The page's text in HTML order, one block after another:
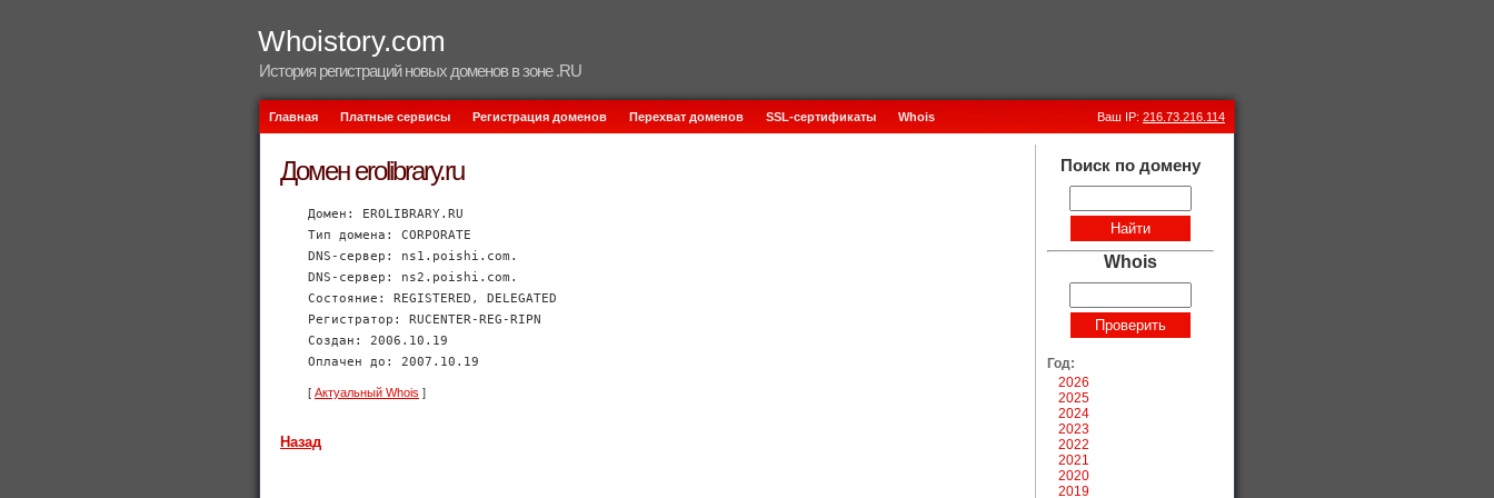
Whoistory.com
История регистраций новых доменов в зоне .RU
Главная Платные сервисы Регистрация доменов Перехват доменов SSL-сертификаты Whois Ваш IP: 216.73.216.114
Домен erolibrary.ru
Домен: EROLIBRARY.RU
Тип домена: CORPORATE
DNS-сервер: ns1.poishi.com.
DNS-сервер: ns2.poishi.com.
Состояние: REGISTERED, DELEGATED
Регистратор: RUCENTER-REG-RIPN
Создан: 2006.10.19
Оплачен до: 2007.10.19
[ Актуальный Whois ]
Назад
Поиск по домену
Whois
Год:
2026
2025
2024
2023
2022
2021
2020
2019